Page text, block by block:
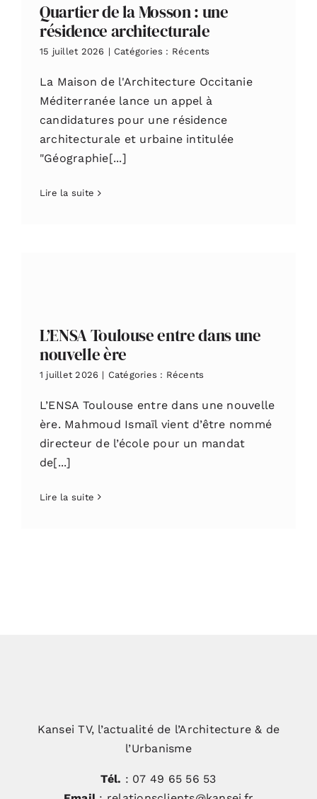
Quartier de la Mosson : une
résidence architecturale
15 juillet 2026 | Catégories : Récents
La Maison de l'Architecture Occitanie
Méditerranée lance un appel à
candidatures pour une résidence
architecturale et urbaine intitulée
"Géographie[...]
Lire la suite
L’ENSA Toulouse entre dans une
nouvelle ère
1 juillet 2026 | Catégories : Récents
L’ENSA Toulouse entre dans une nouvelle
ère. Mahmoud Ismaïl vient d’être nommé
directeur de l’école pour un mandat
de[...]
Lire la suite
Kansei TV, l’actualité de l’Architecture & de
l’Urbanisme
Tél. : 07 49 65 56 53